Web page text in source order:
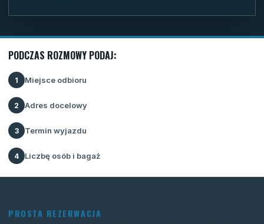
PODCZAS ROZMOWY PODAJ:
1 Miejsce odbioru
2 Adres docelowy
3 Termin wyjazdu
4 Liczbę osób i bagaż
PROSTA REZERWACJA